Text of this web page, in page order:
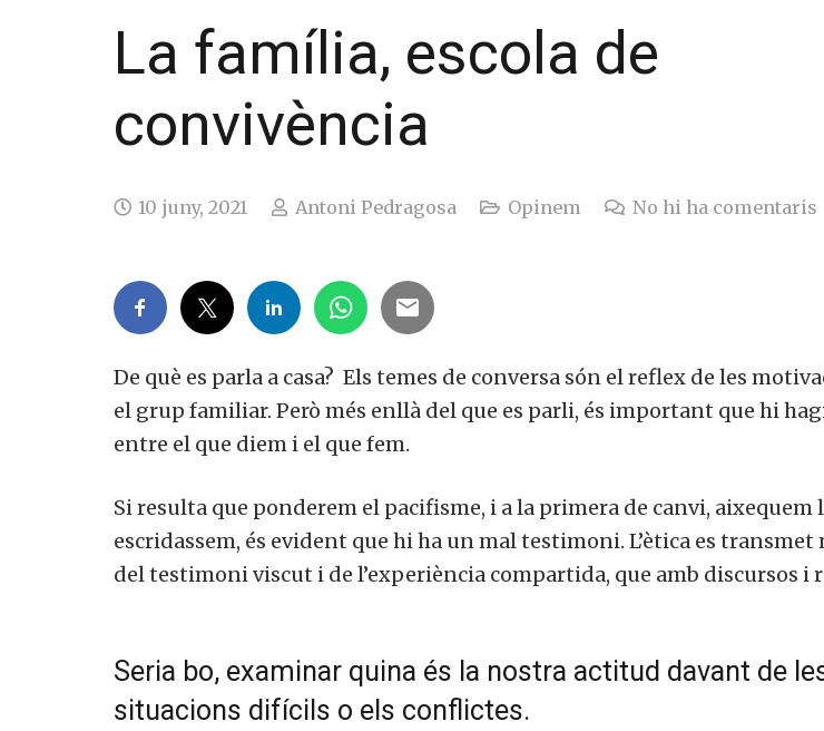
La família, escola de
convivència
10 juny, 2021 Antoni Pedragosa Opinem No hi ha comentaris
De què es parla a casa? Els temes de conversa són el reflex de les
el grup familiar. Però més enllà del que es parli, és important que hi
entre el que diem i el que fem.
Si resulta que ponderem el pacifisme, i a la primera de canvi, aixequem
escridassem, és evident que hi ha un mal testimoni. L’ètica es
del testimoni viscut i de l’experiència compartida, que amb discursos i
Seria bo, examinar quina és la nostra actitud davant de
situacions difícils o els conflictes.